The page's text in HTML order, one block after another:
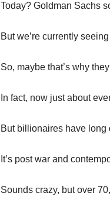
Today? Goldman Sachs
But we’re currently
So, maybe that’s why
In fact, now just about
But billionaires have long
It’s post war and
Sounds crazy, but over